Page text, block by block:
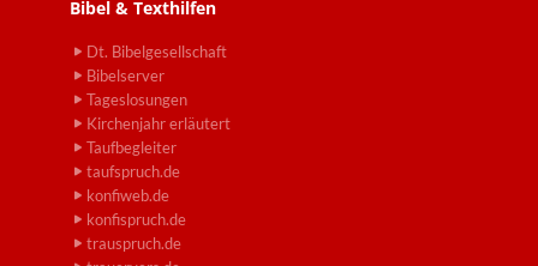
Bibel & Texthilfen
Dt. Bibelgesellschaft
Bibelserver
Tageslosungen
Kirchenjahr erläutert
Taufbegleiter
taufspruch.de
konfiweb.de
konfispruch.de
trauspruch.de